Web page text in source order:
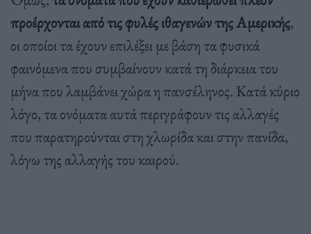
προέρχονται από τις φυλές ιθαγενών της Αμερικής,
οι οποίοι τα έχουν επιλέξει με βάση τα φυσικά
φαινόμενα που συμβαίνουν κατά τη διάρκεια του
μήνα που λαμβάνει χώρα η πανσέληνος. Κατά κύριο
λόγο, τα ονόματα αυτά περιγράφουν τις αλλαγές
που παρατηρούνται στη χλωρίδα και στην πανίδα,
λόγω της αλλαγής του καιρού.